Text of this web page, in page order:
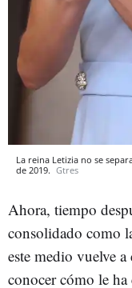
La reina Letizia no se
de 2019. Gtres
Ahora, tiempo
consolidado como
este medio vuelve
conocer cómo le